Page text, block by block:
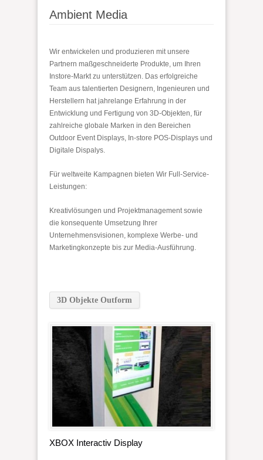
Ambient Media
Wir entwickelen und produzieren mit unsere
Partnern maßgeschneiderte Produkte, um Ihren
Instore-Markt zu unterstützen. Das erfolgreiche
Team aus talentierten Designern, Ingenieuren und
Herstellern hat jahrelange Erfahrung in der
Entwicklung und Fertigung von 3D-Objekten, für
zahlreiche globale Marken in den Bereichen
Outdoor Event Displays, In-store POS-Displays und
Digitale Dispalys.
Für weltweite Kampagnen bieten Wir Full-Service-
Leistungen:
Kreativlösungen und Projektmanagement sowie
die konsequente Umsetzung Ihrer
Unternehmensvisionen, komplexe Werbe- und
Marketingkonzepte bis zur Media-Ausführung.
3D Objekte Outform
XBOX Interactiv Display